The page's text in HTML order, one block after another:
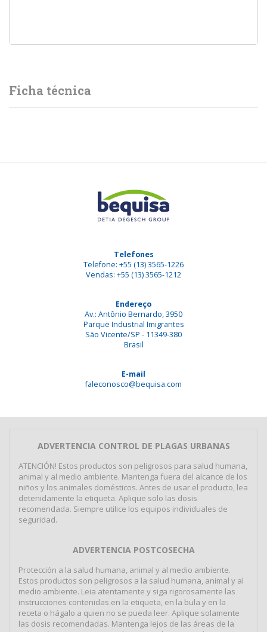
Ficha técnica
Telefones
Telefone: +55 (13) 3565-1226
Vendas: +55 (13) 3565-1212
Endereço
Av.: Antônio Bernardo, 3950
Parque Industrial Imigrantes
São Vicente/SP - 11349-380
Brasil
E-mail
faleconosco@bequisa.com
ADVERTENCIA CONTROL DE PLAGAS URBANAS
ATENCIÓN! Estos productos son peligrosos para salud humana,
animal y al medio ambiente. Mantenga fuera del alcance de los
niños y los animales domésticos. Antes de usar el producto, lea
detenidamente la etiqueta. Aplique solo las dosis
recomendada. Siempre utilice los equipos individuales de
seguridad.
ADVERTENCIA POSTCOSECHA
Protección a la salud humana, animal y al medio ambiente.
Estos productos son peligrosos a la salud humana, animal y al
medio ambiente. Leia atentamente y siga rigorosamente las
instrucciones contenidas en la etiqueta, en la bula y en la
receta o hágalo a quien no se pueda leer. Aplique solamente
las dosis recomendadas. Mantenga lejos de las áreas de la